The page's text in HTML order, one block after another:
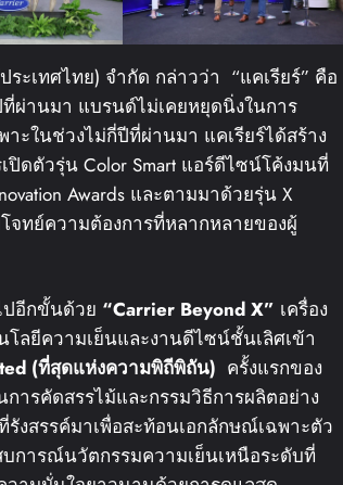
ะเทศไทย) จำกัด กล่าวว่า “แคเรียร์” คือ
ผ่านมา แบรนด์ไม่เคยหยุดนิ่งในการ
ะในช่วงไม่กี่ปีที่ผ่านมา แคเรียร์ได้สร้าง
ปิดตัวรุ่น Color Smart แอร์ดีไซน์โค้งมนที่
Awards และตามมาด้วยรุ่น X
จทย์ความต้องการที่หลากหลายของผู้
ปอีกขั้นด้วย “Carrier Beyond X” เครื่อง
ลยีความเย็นและงานดีไซน์ชั้นเลิศเข้า
(ที่สุดแห่งความพิถีพิถัน) ครั้งแรกของ
ารคัดสรรไม้และกรรมวิธีการผลิตอย่าง
รังสรรค์มาเพื่อสะท้อนเอกลักษณ์เฉพาะตัว
การณ์นวัตกรรมความเย็นเหนือระดับที่